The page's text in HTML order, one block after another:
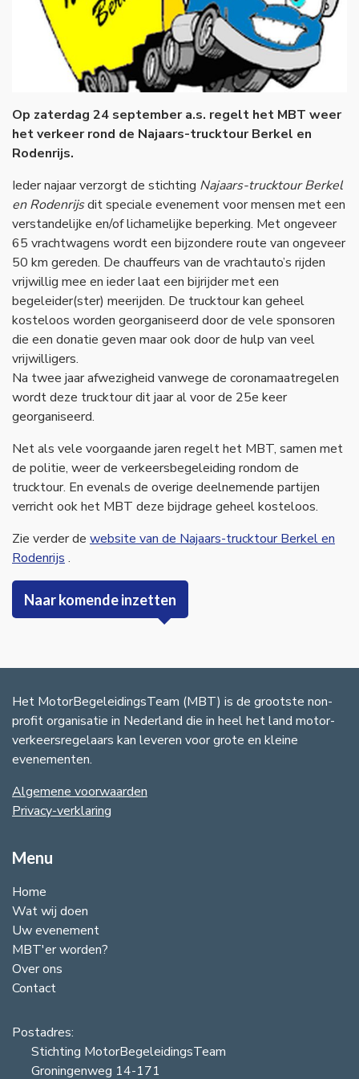
Referenties
Op zaterdag 24 september a.s. regelt het MBT weer
het verkeer rond de Najaars-trucktour Berkel en
Rodenrijs.
Ieder najaar verzorgt de stichting Najaars-trucktour Berkel
en Rodenrijsdit speciale evenement voor mensen met een
verstandelijke en/of lichamelijke beperking. Met ongeveer
65 vrachtwagens wordt een bijzondere route van ongeveer
50 km gereden. De chauffeurs van de vrachtauto’s rijden
vrijwillig mee en ieder laat een bijrijder met een
begeleider(ster) meerijden. De trucktour kan geheel
kosteloos worden georganiseerd door de vele sponsoren
die een donatie geven maar ook door de hulp van veel
vrijwilligers.
Na twee jaar afwezigheid vanwege de coronamaatregelen
wordt deze trucktour dit jaar al voor de 25e keer
georganiseerd.
Net als vele voorgaande jaren regelt het MBT, samen met
de politie, weer de verkeersbegeleiding rondom de
trucktour. En evenals de overige deelnemende partijen
verricht ook het MBT deze bijdrage geheel kosteloos.
Zie verder de website van de Najaars-trucktour Berkel en
Rodenrijs .
Naar komende inzetten
Het MotorBegeleidingsTeam (MBT) is de grootste non-
profit organisatie in Nederland die in heel het land motor-
verkeersregelaars kan leveren voor grote en kleine
evenementen.
Algemene voorwaarden
​Privacy-verklaring​
Menu
Home
Wat wij doen
Uw evenement
MBT'er worden?
Over ons
Contact
Postadres:
Stichting MotorBegeleidingsTeam
Groningenweg 14-171